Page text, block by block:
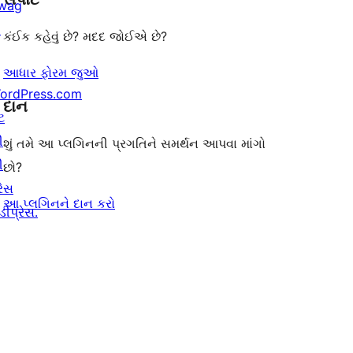
કંઈક કહેવું છે? મદદ જોઈએ છે?
આધાર ફોરમ જુઓ
દાન
શું તમે આ પ્લગિનની પ્રગતિને સમર્થન આપવા માંગો
છો?
આ પ્લગિનને દાન કરો